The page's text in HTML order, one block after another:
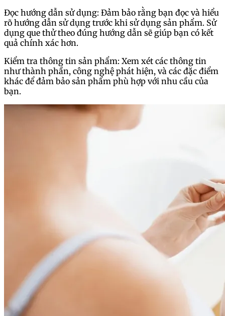
Đọc hướng dẫn sử dụng: Đảm bảo rằng bạn đọc và hiểu
rõ hướng dẫn sử dụng trước khi sử dụng sản phẩm. Sử
dụng que thử theo đúng hướng dẫn sẽ giúp bạn có kết
quả chính xác hơn.
Kiểm tra thông tin sản phẩm: Xem xét các thông tin
như thành phần, công nghệ phát hiện, và các đặc điểm
khác để đảm bảo sản phẩm phù hợp với nhu cầu của
bạn.